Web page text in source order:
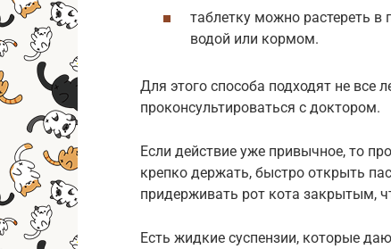
таблетку можно растереть
водой или кормом.
Для этого способа подходят не все
проконсультироваться с доктором.
Если действие уже привычное, то
крепко держать, быстро открыть
придерживать рот кота закрытым,
Есть жидкие суспензии, которые